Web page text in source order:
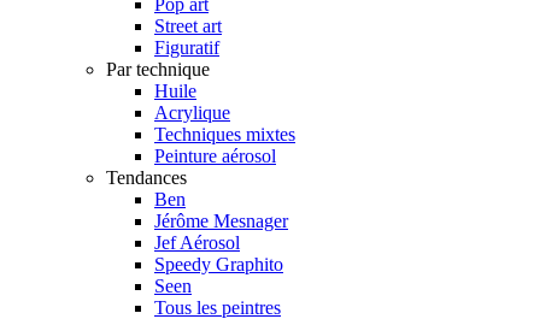
Street art
Figuratif
Par technique
Huile
Acrylique
Techniques mixtes
Peinture aérosol
Tendances
Ben
Jérôme Mesnager
Jef Aérosol
Speedy Graphito
Seen
Tous les peintres